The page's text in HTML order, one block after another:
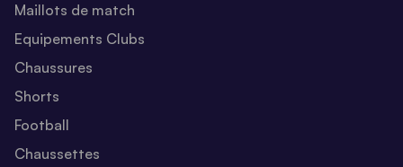
Maillots de match
Equipements Clubs
Chaussures
Shorts
Football
Chaussettes